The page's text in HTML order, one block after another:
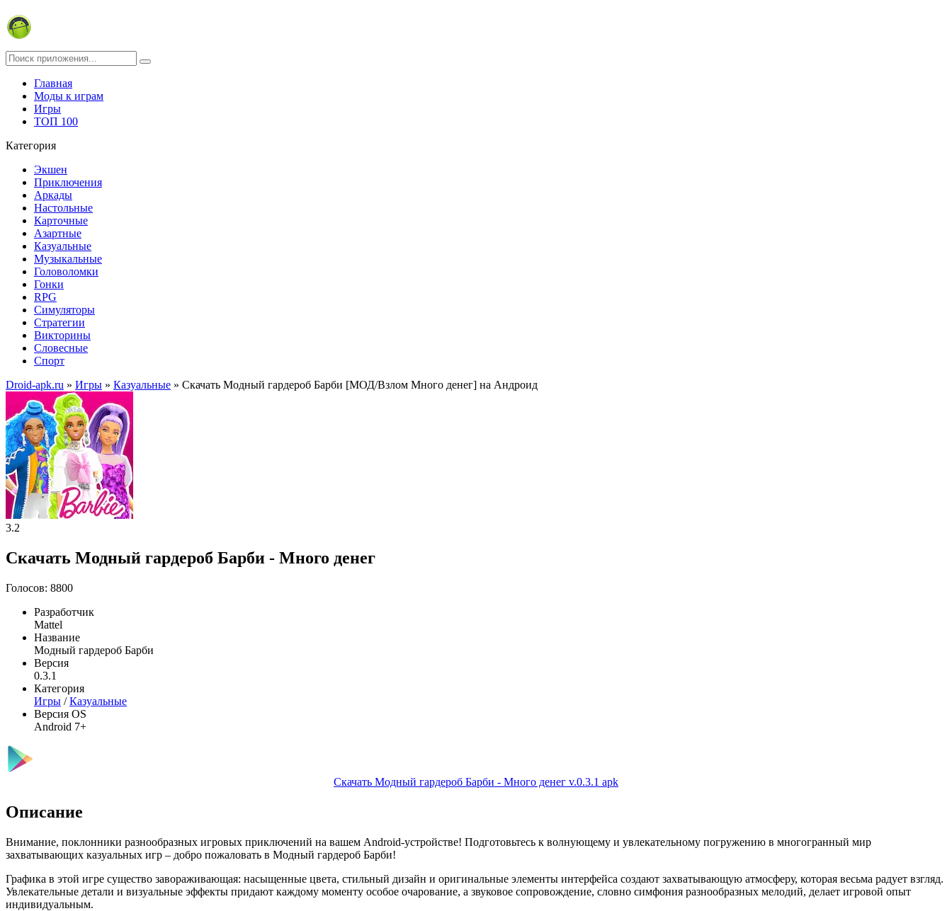
Главная
Моды к играм
Игры
ТОП 100
Категория
Экшен
Приключения
Аркады
Настольные
Карточные
Азартные
Казуальные
Музыкальные
Головоломки
Гонки
RPG
Симуляторы
Стратегии
Викторины
Словесные
Спорт
Droid-apk.ru » Игры » Казуальные » Скачать Модный гардероб Барби [МОД/Взлом Много денег] на Андроид
3.2
Скачать Модный гардероб Барби - Много денег
Голосов: 8800
Разработчик
Mattel
Название
Модный гардероб Барби
Версия
0.3.1
Категория
Игры /Казуальные
Версия OS
Android 7+
Скачать Модный гардероб Барби - Много денег v.0.3.1 apk
Описание
Внимание, поклонники разнообразных игровых приключений на вашем Android-устройстве! Подготовьтесь к волнующему и увлекательному погружению в многогранный мир
захватывающих казуальных игр – добро пожаловать в Модный гардероб Барби!
Графика в этой игре существо завораживающая: насыщенные цвета, стильный дизайн и оригинальные элементы интерфейса создают захватывающую атмосферу, которая весьма радует взгляд.
Увлекательные детали и визуальные эффекты придают каждому моменту особое очарование, а звуковое сопровождение, словно симфония разнообразных мелодий, делает игровой опыт
индивидуальным.